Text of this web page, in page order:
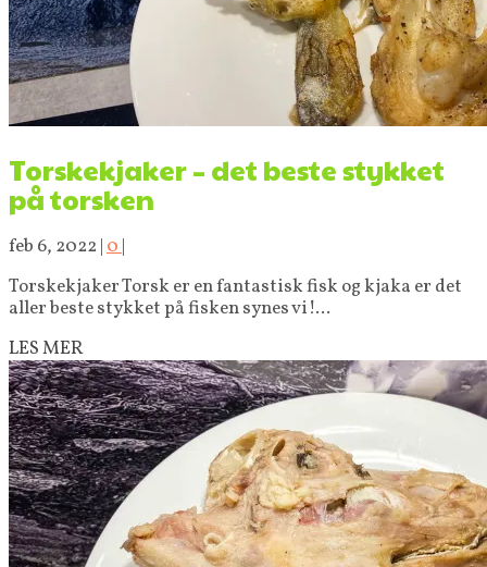
Torskekjaker – det beste stykket
på torsken
feb 6, 2022 |0|
Torskekjaker Torsk er en fantastisk fisk og kjaka er det
aller beste stykket på fisken synes vi!...
LES MER